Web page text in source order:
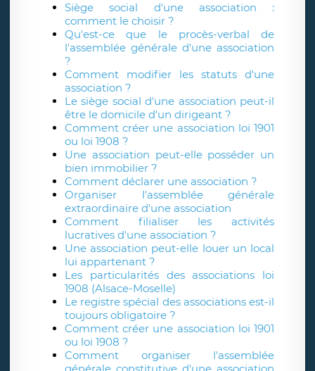
Siège social d'une association :
comment le choisir ?
Qu'est-ce que le procès-verbal de
l'assemblée générale d'une association
?
Comment modifier les statuts d'une
association ?
Le siège social d'une association peut-il
être le domicile d'un dirigeant ?
Comment créer une association loi 1901
ou loi 1908 ?
Une association peut-elle posséder un
bien immobilier ?
Comment déclarer une association ?
Organiser l'assemblée générale
extraordinaire d'une association
Comment filialiser les activités
lucratives d'une association ?
Une association peut-elle louer un local
lui appartenant ?
Les particularités des associations loi
1908 (Alsace-Moselle)
Le registre spécial des associations est-il
toujours obligatoire ?
Comment créer une association loi 1901
ou loi 1908 ?
Comment organiser l'assemblée